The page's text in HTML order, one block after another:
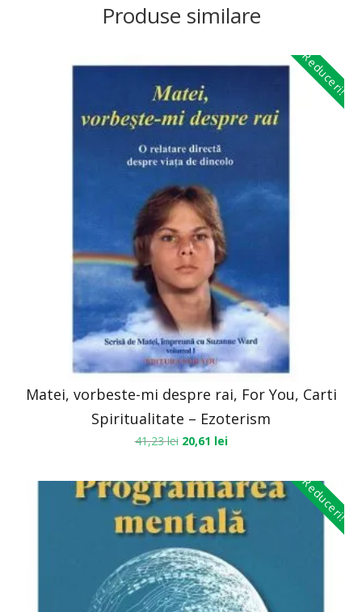
Produse similare
Reduceri!
Matei, vorbeste-mi despre rai, For You, Carti
Spiritualitate – Ezoterism
41,23lei 20,61 lei
Reduceri!